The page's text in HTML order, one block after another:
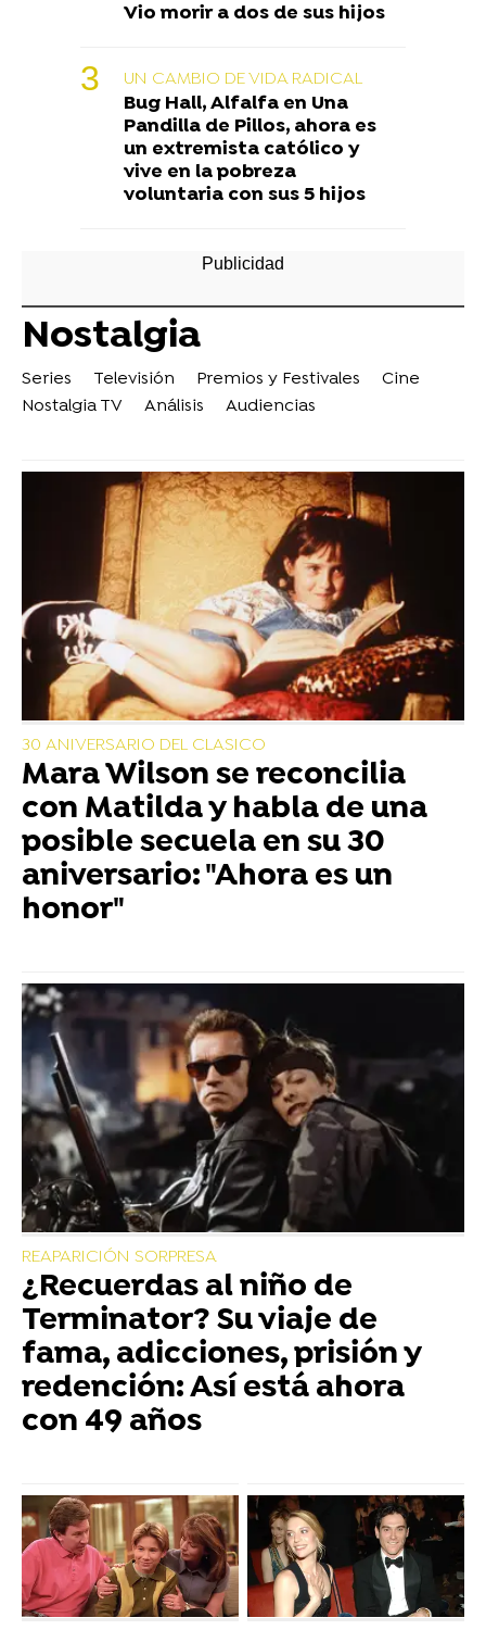
Vio morir a dos de sus hijos
UN CAMBIO DE VIDA RADICAL
Bug Hall, Alfalfa en Una
Pandilla de Pillos, ahora es
un extremista católico y
vive en la pobreza
voluntaria con sus 5 hijos
Nostalgia
Series Televisión Premios y Festivales
Cine
Nostalgia TV
Análisis Audiencias
30 ANIVERSARIO DEL CLASICO
Mara Wilson se reconcilia
con Matilda y habla de una
posible secuela en su 30
aniversario: "Ahora es un
honor"
REAPARICIÓN SORPRESA
¿Recuerdas al niño de
Terminator? Su viaje de
fama, adicciones, prisión y
redención: Así está ahora
con 49 años